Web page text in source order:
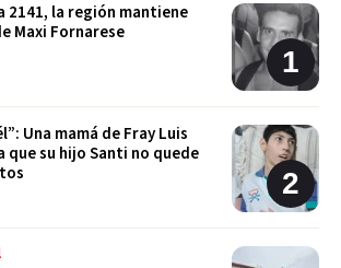
2141, la región mantiene
Maxi Fornarese
Una mamá de Fray Luis
que su hijo Santi no quede